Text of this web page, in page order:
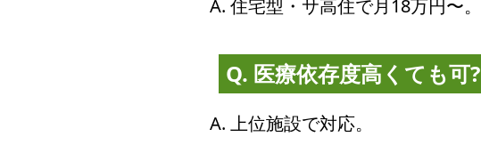
A. 住宅型・サ高住で月18万円〜。
Q. 医療依存度高くても可?
A. 上位施設で対応。